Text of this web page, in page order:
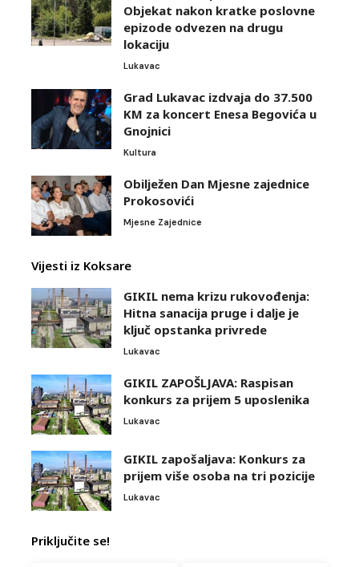
Objekat nakon kratke poslovne
epizode odvezen na drugu
lokaciju
Lukavac
Grad Lukavac izdvaja do 37.500
KM za koncert Enesa Begovića u
Gnojnici
Kultura
Obilježen Dan Mjesne zajednice
Prokosovići
Mjesne Zajednice
Vijesti iz Koksare
GIKIL nema krizu rukovođenja:
Hitna sanacija pruge i dalje je
ključ opstanka privrede
Lukavac
GIKIL ZAPOŠLJAVA: Raspisan
konkurs za prijem 5 uposlenika
Lukavac
GIKIL zapošaljava: Konkurs za
prijem više osoba na tri pozicije
Lukavac
Priključite se!